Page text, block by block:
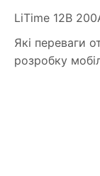
LiTime 12В
Які переваги
розробку